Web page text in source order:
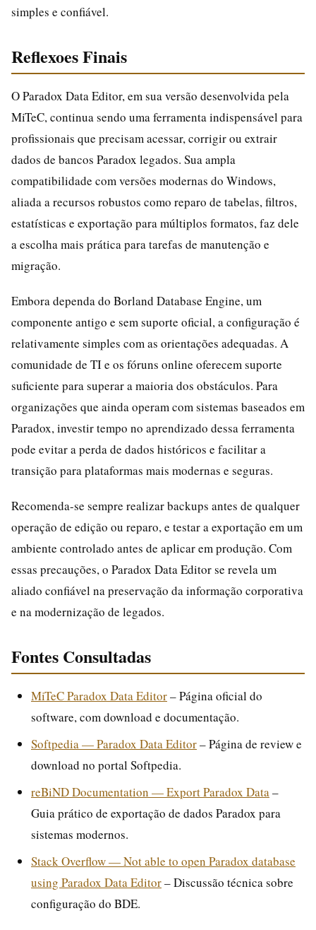
simples e confiável.
Reflexoes Finais
O Paradox Data Editor, em sua versão desenvolvida pela
MiTeC, continua sendo uma ferramenta indispensável para
profissionais que precisam acessar, corrigir ou extrair
dados de bancos Paradox legados. Sua ampla
compatibilidade com versões modernas do Windows,
aliada a recursos robustos como reparo de tabelas, filtros,
estatísticas e exportação para múltiplos formatos, faz dele
a escolha mais prática para tarefas de manutenção e
migração.
Embora dependa do Borland Database Engine, um
componente antigo e sem suporte oficial, a configuração é
relativamente simples com as orientações adequadas. A
comunidade de TI e os fóruns online oferecem suporte
suficiente para superar a maioria dos obstáculos. Para
organizações que ainda operam com sistemas baseados em
Paradox, investir tempo no aprendizado dessa ferramenta
pode evitar a perda de dados históricos e facilitar a
transição para plataformas mais modernas e seguras.
Recomenda-se sempre realizar backups antes de qualquer
operação de edição ou reparo, e testar a exportação em um
ambiente controlado antes de aplicar em produção. Com
essas precauções, o Paradox Data Editor se revela um
aliado confiável na preservação da informação corporativa
e na modernização de legados.
Fontes Consultadas
MiTeC Paradox Data Editor– Página oficial do
software, com download e documentação.
Softpedia — Paradox Data Editor– Página de review e
download no portal Softpedia.
reBiND Documentation — Export Paradox Data –
Guia prático de exportação de dados Paradox para
sistemas modernos.
Stack Overflow — Not able to open Paradox database
using Paradox Data Editor– Discussão técnica sobre
configuração do BDE.